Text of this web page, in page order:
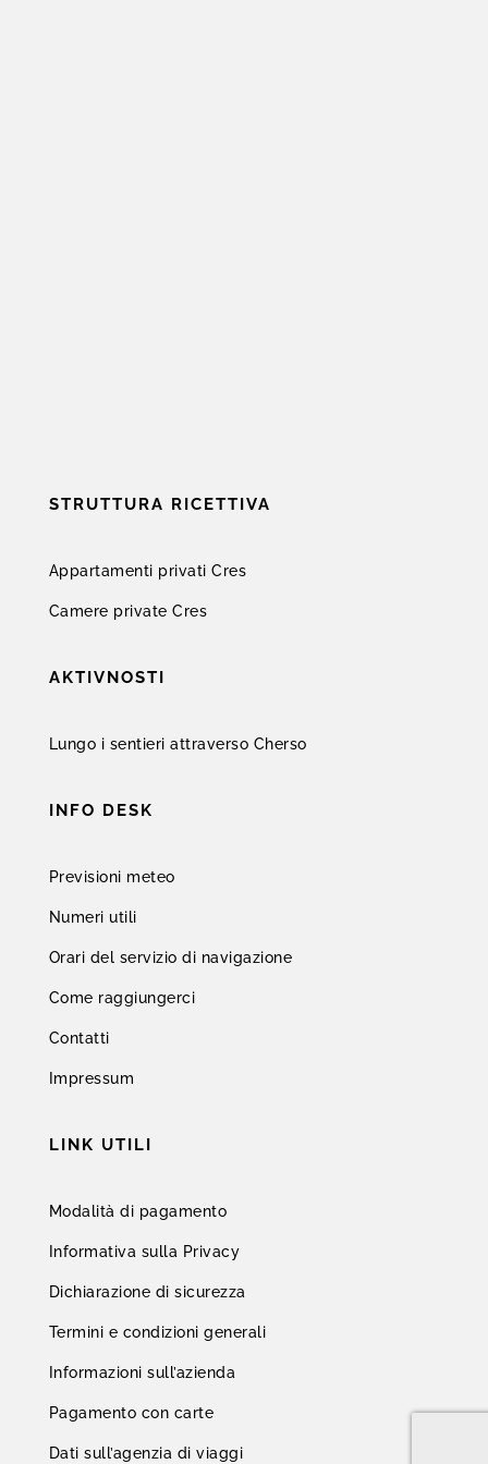
STRUTTURA RICETTIVA
Appartamenti privati Cres
Camere private Cres
AKTIVNOSTI
Lungo i sentieri attraverso Cherso
INFO DESK
Previsioni meteo
Numeri utili
Orari del servizio di navigazione
Come raggiungerci
Contatti
Impressum
LINK UTILI
Modalità di pagamento
Informativa sulla Privacy
Dichiarazione di sicurezza
Termini e condizioni generali
Informazioni sull’azienda
Pagamento con carte
Dati sull’agenzia di viaggi